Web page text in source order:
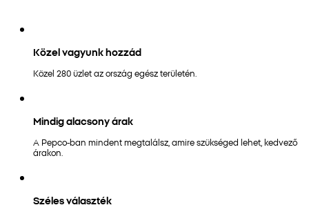
Közel vagyunk hozzád
Közel 280 üzlet az ország egész területén.
Mindig alacsony árak
A Pepco-ban mindent megtalálsz, amire szükséged lehet, kedvező
árakon.
Széles választék